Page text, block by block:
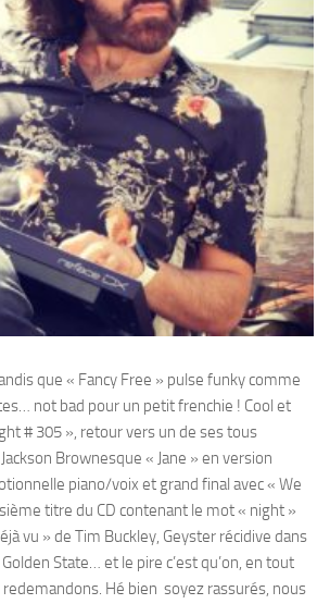
que « Fancy Free » pulse funky comme
not bad pour un petit frenchie ! Cool et
# 305 », retour vers un de ses tous
Brownesque « Jane » en version
piano/voix et grand final avec « We
titre du CD contenant le mot « night »
vu » de Tim Buckley, Geyster récidive dans
State… et le pire c’est qu’on, en tout
redemandons. Hé bien soyez rassurés, nous